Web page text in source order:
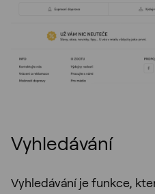
Vyhledávání
Vyhledávání je funkce,